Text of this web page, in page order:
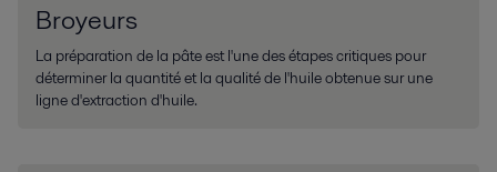
Broyeurs
La préparation de la pâte est l'une des étapes critiques pour
déterminer la quantité et la qualité de l'huile obtenue sur une
ligne d'extraction d'huile.